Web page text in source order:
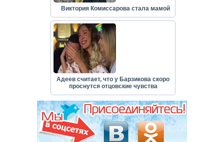
Виктория Комиссарова стала мамой
Адеев считает, что у Барзикова скоро
проснутся отцовские чувства